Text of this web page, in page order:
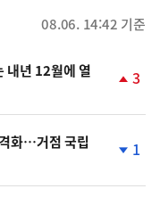
08.06. 14:42 기준
내년 12월에 열
3
화…거점 국립
1